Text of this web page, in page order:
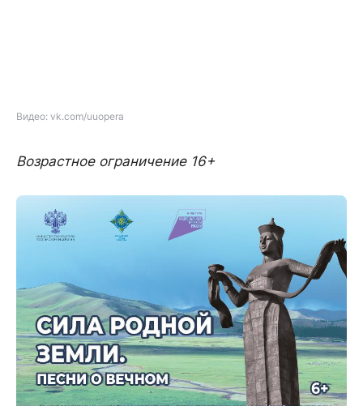
Видео: vk.com/uuopera
Возрастное ограничение 16+